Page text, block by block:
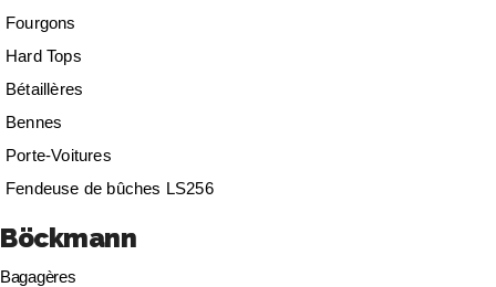
Fourgons
Hard Tops
Bétaillères
Bennes
Porte-Voitures
Fendeuse de bûches LS256
Böckmann
Bagagères